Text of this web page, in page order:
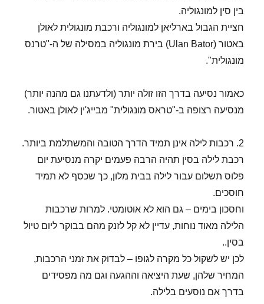
בין סין למונגוליה.
חציית הגבול בארליאן למונגוליה ורכבת מונגולית לאולן
באטור (Ulan Bator) בירת מונגוליה במסילה של ה-"טרנס
מונגולית".
כאמור נסיעה בדרך הזו זולה יותר (ולדעתנו גם מהנה יותר)
מנסיעה רצופה ב-"טראס מונגולית" מבייג'ין לאולן באטור.
2. רכבות לילה אינן תמיד הדרך הטובה והמשתלמת ביותר.
רכבת לילה בסין תהיה הרבה פעמים יקרה מנסיעת יום
פלוס תשלום עבור לילה בבית מלון, כך שכסף לא תמיד
חוסכים.
וחסכון בימים – גם הוא לא אוטומטי. למרות שרכבות
הלילה מאוד נוחות, עדיין לא קל לזנק מהם בבוקר ליום טיול
בסין..
לכן יש לשקול כל מקרה לגופו – לבדוק את זמני הרכבות,
המחיר שלהן, שעת היציאה וההגעה וגם מה מפסידים
בדרך אם נוסעים בלילה.